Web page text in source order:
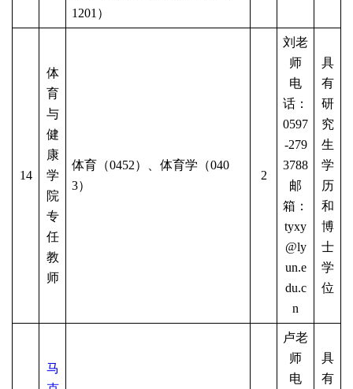
1201）
14
体
育
与
健
康
学
院
专
任
教
师
体育（0452）、体育学（040
3）
2
刘老
师
电
话：
0597
-279
3788
邮
箱：
tyxy
@ly
un.e
du.c
n
具
有
研
究
生
学
历
和
博
士
学
位
马
卢老
师
电
具
有